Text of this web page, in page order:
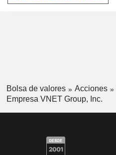
Bolsa de valores Acciones
Empresa VNET Group, Inc.